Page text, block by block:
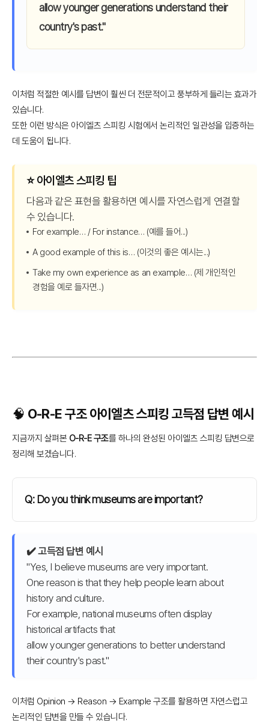
allow younger generations understand their
country's past."
이처럼 적절한 예시를 답변이 훨씬 더 전문적이고 풍부하게 들리는 효과가
있습니다.
또한 이런 방식은 아이엘츠 스피킹 시험에서 논리적인 일관성을 입증하는
데 도움이 됩니다.
⭐️ 아이엘츠 스피킹 팁
다음과 같은 표현을 활용하면 예시를 자연스럽게 연결할
수 있습니다.
For example… / For instance… (예를 들어...)
A good example of this is… (이것의 좋은 예시는...)
Take my own experience as an example… (제 개인적인
경험을 예로 들자면...)
🧠 O-R-E 구조 아이엘츠 스피킹 고득점 답변 예시
지금까지 살펴본 O-R-E 구조를 하나의 완성된 아이엘츠 스피킹 답변으로
정리해 보겠습니다.
Q: Do you think museums are important?
✔️ 고득점 답변 예시
"Yes, I believe museums are very important.
One reason is that they help people learn about
history and culture.
For example, national museums often display
historical artifacts that
allow younger generations to better understand
their country's past."
이처럼 Opinion → Reason → Example 구조를 활용하면 자연스럽고
논리적인 답변을 만들 수 있습니다.